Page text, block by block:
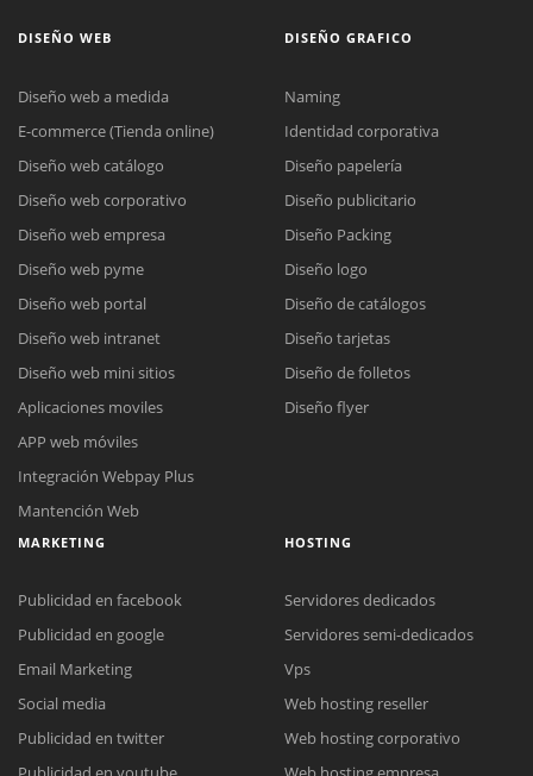
Reunión online
Nuestros ejecutivos le enviarán un correo electrónico con el enlace a
Meet para la reunión online.
Chat Online
DISEÑO WEB
Diseño web a medida
E-commerce (Tienda online)
Diseño web catálogo
Diseño web corporativo
Diseño web empresa
Diseño web pyme
Diseño web portal
Diseño web intranet
Diseño web mini sitios
Aplicaciones moviles
APP web móviles
Integración Webpay Plus
Mantención Web
DISEÑO GRAFICO
Naming
Identidad corporativa
Diseño papelería
Diseño publicitario
Diseño Packing
Diseño logo
Diseño de catálogos
Diseño tarjetas
Diseño de folletos
Diseño flyer
MARKETING
Publicidad en facebook
Publicidad en google
Email Marketing
Social media
Publicidad en twitter
HOSTING
Servidores dedicados
Servidores semi-dedicados
Vps
Web hosting reseller
Web hosting corporativo